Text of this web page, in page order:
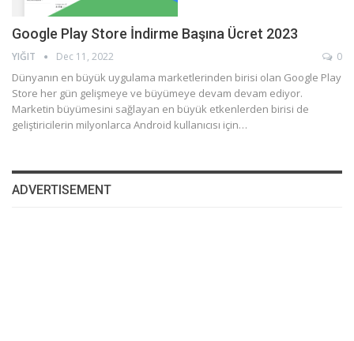
Google Play Store İndirme Başına Ücret 2023
YIĞIT Dec 11, 2022 0
Dünyanın en büyük uygulama marketlerinden birisi olan Google Play
Store her gün gelişmeye ve büyümeye devam devam ediyor.
Marketin büyümesini sağlayan en büyük etkenlerden birisi de
geliştiricilerin milyonlarca Android kullanıcısı için…
ADVERTISEMENT